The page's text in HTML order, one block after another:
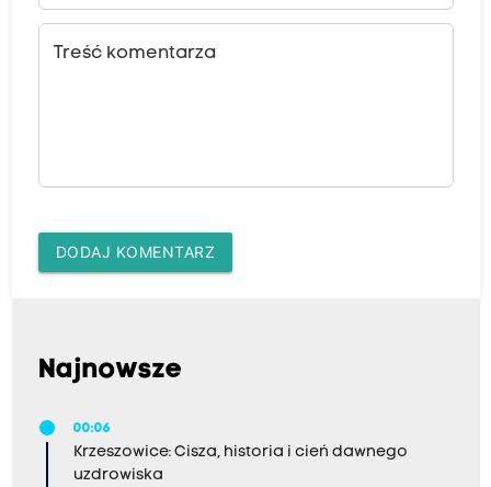
Treść komentarza
DODAJ KOMENTARZ
Najnowsze
00:06
Krzeszowice: Cisza, historia i cień dawnego
uzdrowiska